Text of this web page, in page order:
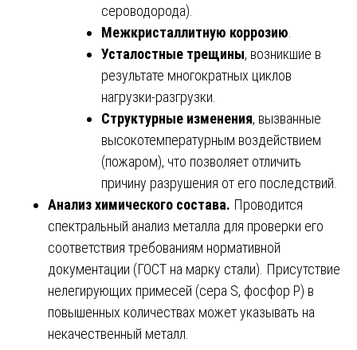
сероводорода).
Межкристаллитную коррозию
Усталостные трещины, возникшие в
результате многократных циклов
нагрузки-разгрузки.
Структурные изменения, вызванные
высокотемпературным воздействием
(пожаром), что позволяет отличить
причину разрушения от его последствий.
Анализ химического состава. Проводится
спектральный анализ металла для проверки его
соответствия требованиям нормативной
документации (ГОСТ на марку стали). Присутствие
нелегирующих примесей (сера S, фосфор P) в
повышенных количествах может указывать на
некачественный металл.